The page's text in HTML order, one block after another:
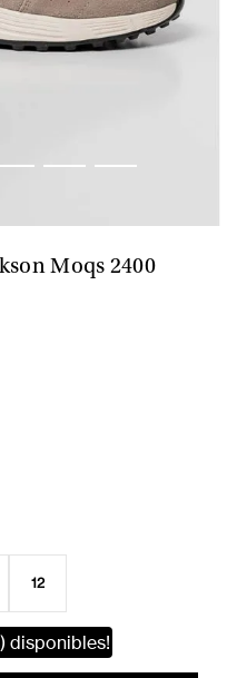
Moqs 2400
12
disponibles!